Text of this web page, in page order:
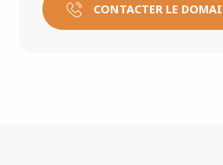
CONTACTER LE